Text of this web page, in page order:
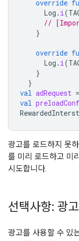
override
Log . i(
//
}
override
Log . i(
}
}
val adRequest =
val
광고를 로드하지 못
를 미리 로드하고 미
시도합니다.
선택사항: 광
광고를 사용할 수 있